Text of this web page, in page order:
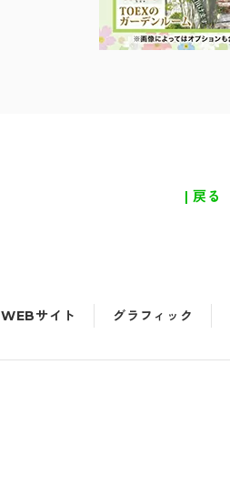
| 戻る
WEBサイト グラフィック